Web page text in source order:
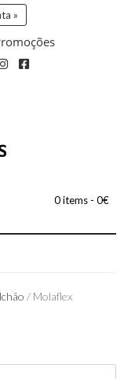
»
0 items - 0€
/ Molaflex